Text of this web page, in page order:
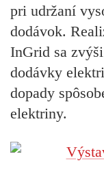
pri udržaní
dodávok.
InGrid sa
dodávky
dopady
elektriny.